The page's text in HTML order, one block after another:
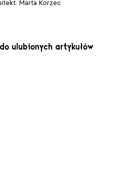
Marta Korzec
ulubionych artykułów